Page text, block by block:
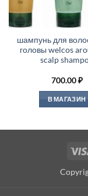
шампунь для
головы welcos
scalp
700.00₽
В МАГАЗИН